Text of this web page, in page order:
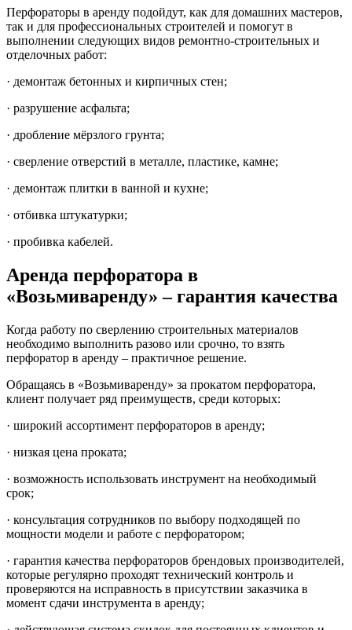
Перфораторы в аренду подойдут, как для домашних мастеров,
так и для профессиональных строителей и помогут в
выполнении следующих видов ремонтно-строительных и
отделочных работ:
· демонтаж бетонных и кирпичных стен;
· разрушение асфальта;
· дробление мёрзлого грунта;
· сверление отверстий в металле, пластике, камне;
· демонтаж плитки в ванной и кухне;
· отбивка штукатурки;
· пробивка кабелей.
Аренда перфоратора в
«Возьмиваренду» – гарантия качества
Когда работу по сверлению строительных материалов
необходимо выполнить разово или срочно, то взять
перфоратор в аренду – практичное решение.
Обращаясь в «Возьмиваренду» за прокатом перфоратора,
клиент получает ряд преимуществ, среди которых:
· широкий ассортимент перфораторов в аренду;
· низкая цена проката;
· возможность использовать инструмент на необходимый
срок;
· консультация сотрудников по выбору подходящей по
мощности модели и работе с перфоратором;
· гарантия качества перфораторов брендовых производителей,
которые регулярно проходят технический контроль и
проверяются на исправность в присутствии заказчика в
момент сдачи инструмента в аренду;